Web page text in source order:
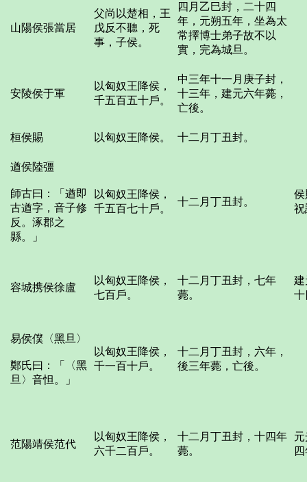
山陽侯張當居
父尚以楚相，王
戊反不聽，死
事，子侯。
四月乙巳封，二十四
年，元朔五年，坐為太
常擇博士弟子故不以
實，完為城旦。
安陵侯于軍
以匈奴王降侯，
千五百五十戶。
中三年十一月庚子封，
十三年，建元六年薨，
亡後。
桓侯賜 以匈奴王降侯。 十二月丁丑封。
遒侯陸彊
師古曰：「遒即
古遒字，音子修
反。涿郡之
縣。」
以匈奴王降侯，
千五百七十戶。
十二月丁丑封。
侯
祝
容城携侯徐盧
以匈奴王降侯，
七百戶。
十二月丁丑封，七年
薨。
建
十
易侯僕〈黑旦〉
鄭氏曰：「〈黑
旦〉音怛。」
以匈奴王降侯，
千一百十戶。
十二月丁丑封，六年，
後三年薨，亡後。
范陽靖侯范代
以匈奴王降侯，
六千二百戶。
十二月丁丑封，十四年
薨。